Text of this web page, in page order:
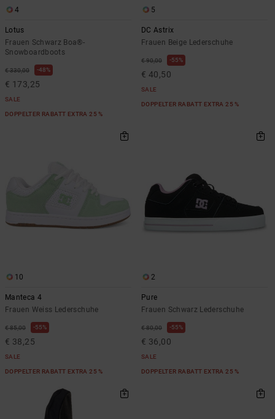
4
Lotus
Frauen Schwarz Boa®-
Snowboardboots
€ 330,00 48%
€ 173,25
SALE
DOPPELTER RABATT EXTRA 25 %
5
DC Astrix
Frauen Beige Lederschuhe
€ 90,00 55%
€ 40,50
SALE
DOPPELTER RABATT EXTRA 25 %
10
Manteca 4
Frauen Weiss Lederschuhe
€ 85,00 55%
€ 38,25
SALE
DOPPELTER RABATT EXTRA 25 %
2
Pure
Frauen Schwarz Lederschuhe
€ 80,00 55%
€ 36,00
SALE
DOPPELTER RABATT EXTRA 25 %